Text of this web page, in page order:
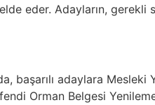
eder. Adayların,
başarılı adaylara
Orman Belgesi